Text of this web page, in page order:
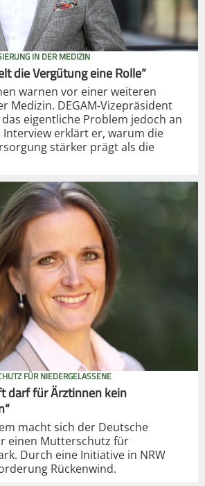
IN DER MEDIZIN
die Vergütung eine Rolle“
warnen vor einer weiteren
Medizin. DEGAM-Vizepräsident
eigentliche Problem jedoch an
Interview erklärt er, warum die
stärker prägt als die
FÜR NIEDERGELASSENE
darf für Ärztinnen kein
macht sich der Deutsche
einen Mutterschutz für
Durch eine Initiative in NRW
Rückenwind.